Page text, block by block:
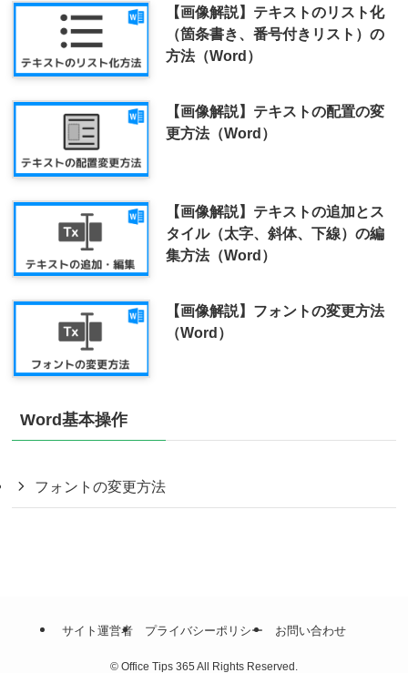
【画像解説】​テキストのリスト化
（箇条書き、番号付きリスト）の
方法（Word）
【画像解説】テキストの配置の変
更方法（Word）
【画像解説】テキストの追加とス
タイル（太字、斜体、下線）の編
集方法（Word）
【画像解説】フォントの変更方法
（Word）
Word基本操作
フォントの変更方法
サイト運営者 プライバシーポリシー お問い合わせ
© Office Tips 365 All Rights Reserved.